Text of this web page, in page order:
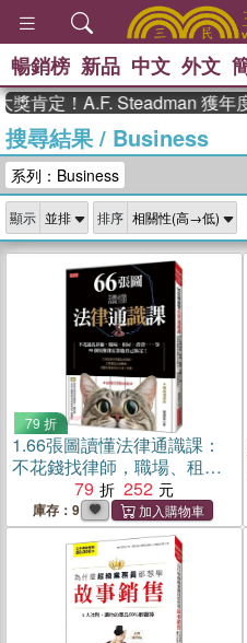
、
獎
登輝
偉大
暢銷榜 新品 中文 外文
A.F. Steadman 獲年度作家
搜尋結果/ Business
系列：Business
顯示 排序
79 折
1.66張圖讀懂法律通識課：
不花錢找律師，職場、租
屋、消費……等50個疑難雜
症都能自己搞定！（暢銷增
修版）
79 252
庫存：9